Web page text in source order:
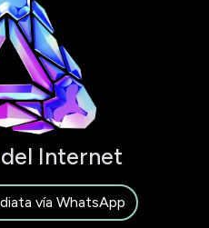
del Internet
vía WhatsApp